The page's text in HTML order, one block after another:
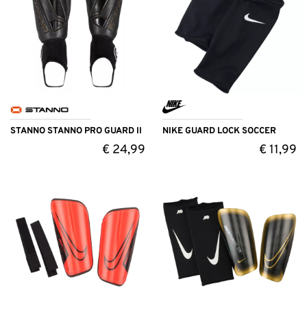
STANNO STANNO PRO GUARD II
€24,99
NIKE GUARD LOCK SOCCER
€11,99